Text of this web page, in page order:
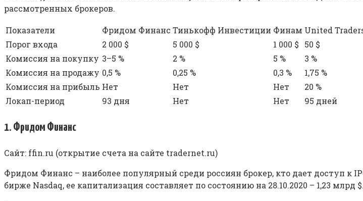
рассмотренных брокеров.
Показатели Фридом Финанс Тинькофф Инвестиции Финам United
Порог входа
2 000 $ 5 000 $ 1 000 $ 50 $
Комиссия на покупку 3–5 % 2 % 5 % 3 %
Комиссия на продажу 0,5 % 0,25 % 0,3 % 1,75 %
Комиссия на прибыль Нет Нет Нет 20 %
Локап-период
93 дня Нет Нет 95 дней
1. Фридом Финанс
Сайт: ffin.ru (открытие счета на сайте tradernet.ru)
Фридом Финанс – наиболее популярный среди россиян брокер, кто дает доступ к
бирже Nasdaq, ее капитализация составляет по состоянию на 28.10.2020 – 1,23 млрд